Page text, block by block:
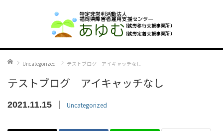
ホーム Uncategorized テストブログ アイキャッチなし
テストブログ アイキャッチなし
2021.11.15 Uncategorized